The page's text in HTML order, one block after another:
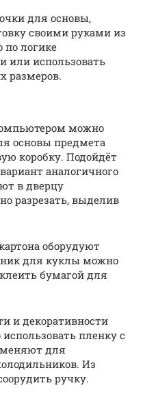
для основы,
своими руками из
по логике
или использовать
размеров.
можно
основы предмета
коробку. Подойдёт
аналогичного
в дверцу
разрезать, выделив
оборудуют
для куклы можно
бумагой для
и декоративности
пленку с
для
Из
ручку.